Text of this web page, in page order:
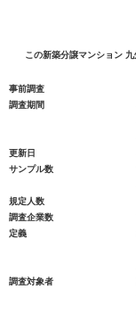
この新築分譲マンション
事前調査
調査期間
更新日
サンプル数
規定人数
調査企業数
定義
調査対象者